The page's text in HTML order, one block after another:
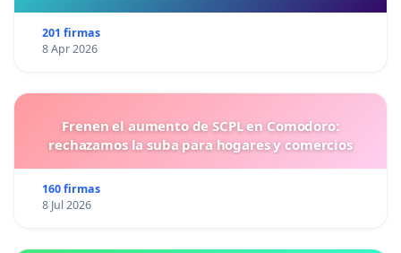
201 firmas
8 Apr 2026
Frenen el aumento de SCPL en Comodoro:
rechazamos la suba para hogares y comercios
160 firmas
8 Jul 2026